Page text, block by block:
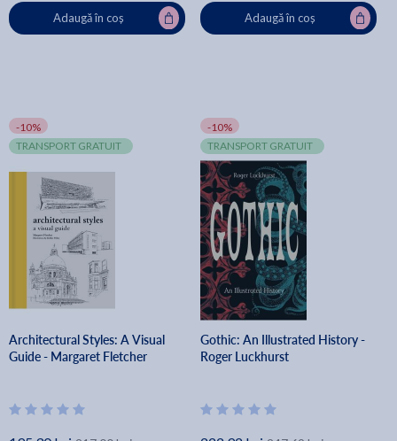
Adaugă în coș Adaugă în coș
-10%
TRANSPORT GRATUIT
Architectural Styles: A Visual
Guide - Margaret Fletcher
-10%
TRANSPORT GRATUIT
Gothic: An Illustrated History -
Roger Luckhurst